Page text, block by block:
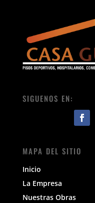
SIGUENOS EN:
MAPA DEL SITIO
Inicio
La Empresa
Nuestras Obras